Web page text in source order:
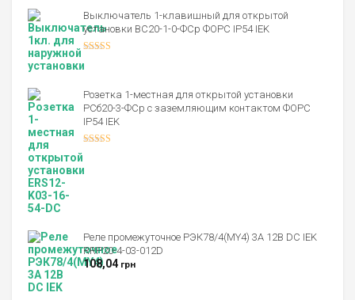
Выключатель 1-клавишный для открытой
установки ВС20-1-0-ФСр ФОРС IP54 IEK
4.00
Розетка 1-местная для открытой установки
РСб20-3-ФСр с заземляющим контактом ФОРС
IP54 IEK
Реле промежуточное РЭК78/4(MY4) 3А 12В DC IEK
RRP20-4-03-012D
108,04 грн